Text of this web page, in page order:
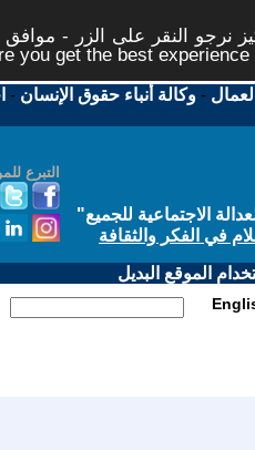
نرجو النقر على الزر -
you get the best experience
-وكالة أنباء حقوق الإنسان -
التبرع
الاجتماعية للجميع"
في الفكر والثقافة
الموقع البديل